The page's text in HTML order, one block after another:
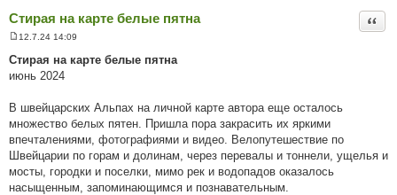
Стирая на карте белые пятна
в
і
м
е
н
я
12.7.24 14:09
Стирая на карте белые пятна
июнь 2024
В швейцарских Альпах на личной карте автора еще осталось
множество белых пятен. Пришла пора закрасить их яркими
впечталениями, фотографиями и видео. Велопутешествие по
Швейцарии по горам и долинам, через перевалы и тоннели, ущелья и
мосты, городки и поселки, мимо рек и водопадов оказалось
насыщенным, запоминающимся и познавательным.